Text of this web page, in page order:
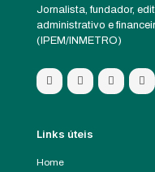
Jornalista, fundador,
administrativo e
(IPEM/INMETRO)
Links úteis
Home